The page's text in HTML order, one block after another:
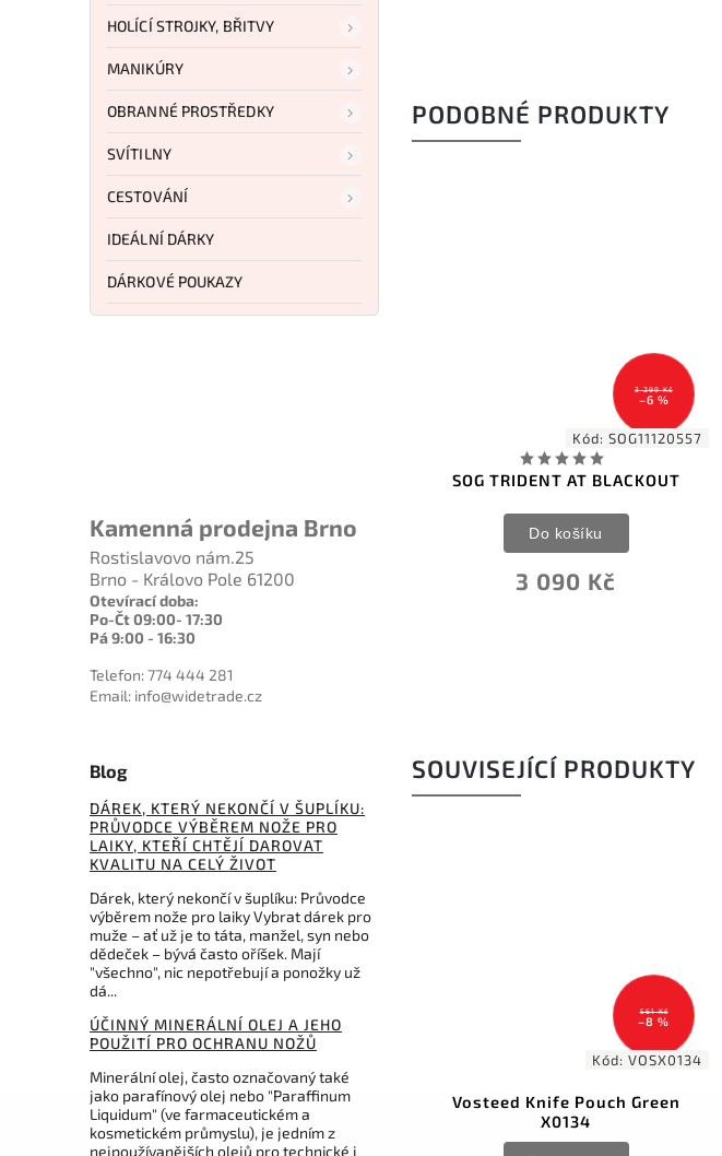
HOLÍCÍ STROJKY, BŘITVY
MANIKÚRY
OBRANNÉ PROSTŘEDKY
SVÍTILNY
CESTOVÁNÍ
IDEÁLNÍ DÁRKY
DÁRKOVÉ POUKAZY
Kamenná prodejna Brno
Rostislavovo nám.25
Brno - Královo Pole 61200
Otevírací doba:
Po-Čt 09:00- 17:30
Pá 9:00 - 16:30
Telefon: 774 444 281
Email: info@widetrade.cz
Blog
DÁREK, KTERÝ NEKONČÍ V ŠUPLÍKU:
PRŮVODCE VÝBĚREM NOŽE PRO
LAIKY, KTEŘÍ CHTĚJÍ DAROVAT
KVALITU NA CELÝ ŽIVOT
Dárek, který nekončí v šuplíku: Průvodce
výběrem nože pro laiky Vybrat dárek pro
muže – ať už je to táta, manžel, syn nebo
dědeček – bývá často oříšek. Mají
"všechno", nic nepotřebují a ponožky už
dá...
ÚČINNÝ MINERÁLNÍ OLEJ A JEHO
POUŽITÍ PRO OCHRANU NOŽŮ
Minerální olej, často označovaný také
jako parafínový olej nebo "Paraffinum
Liquidum" (ve farmaceutickém a
kosmetickém průmyslu), je jedním z
nejpoužívanějších olejů pro technické i
PODOBNÉ PRODUKTY
1 229 Kč
Do košíku
3 299 Kč
–6 %
Kód: SOG11120557
SOG TRIDENT AT BLACKOUT
3 090 Kč
Do košíku
SOUVISEJÍCÍ PRODUKTY
Lansky Nylon Sheath
561 Kč
–8 %
Kód: VOSX0134
Vosteed Knife Pouch Green
X0134